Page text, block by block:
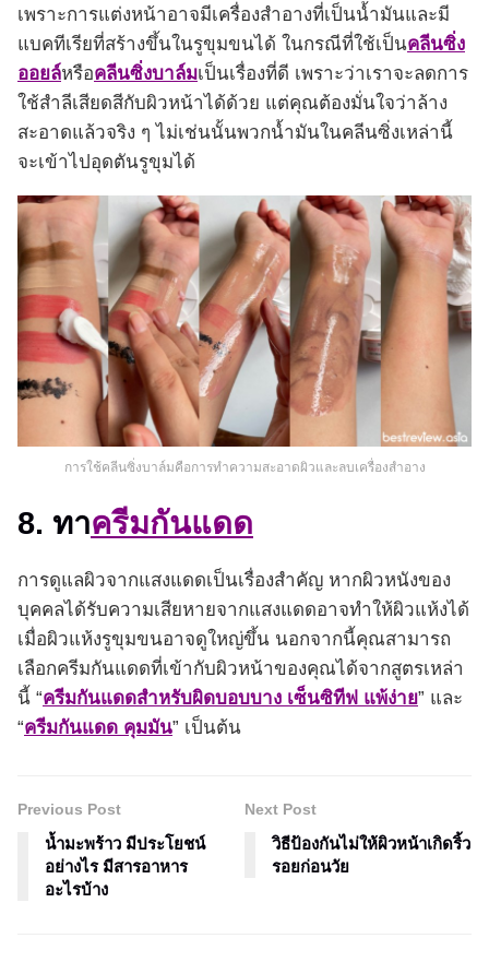
เพราะการแต่งหน้าอาจมีเครื่องสำอางที่เป็นน้ำมันและมี
แบคทีเรียที่สร้างขึ้นในรูขุมขนได้ ในกรณีที่ใช้เป็นคลีนซิ่ง
ออยล์หรือคลีนซิ่งบาล์มเป็นเรื่องที่ดี เพราะว่าเราจะลดการ
ใช้สำลีเสียดสีกับผิวหน้าได้ด้วย แต่คุณต้องมั่นใจว่าล้าง
สะอาดแล้วจริง ๆ ไม่เช่นนั้นพวกน้ำมันในคลีนซิ่งเหล่านี้
จะเข้าไปอุดตันรูขุมได้
การใช้คลีนซิ่งบาล์มคือการทำความสะอาดผิวและลบเครื่องสำอาง
8. ทาครีมกันแดด
การดูแลผิวจากแสงแดดเป็นเรื่องสำคัญ หากผิวหนังของ
บุคคลได้รับความเสียหายจากแสงแดดอาจทำให้ผิวแห้งได้
เมื่อผิวแห้งรูขุมขนอาจดูใหญ่ขึ้น นอกจากนี้คุณสามารถ
เลือกครีมกันแดดที่เข้ากับผิวหน้าของคุณได้จากสูตรเหล่า
นี้ “ครีมกันแดดสำหรับผิดบอบบาง เซ็นซิทีฟ แพ้ง่าย” และ
“ครีมกันแดด คุมมัน” เป็นต้น
Previous Post
น้ำมะพร้าว มีประโยชน์
อย่างไร มีสารอาหาร
อะไรบ้าง
Next Post
วิธีป้องกันไม่ให้ผิวหน้าเกิดริ้ว
รอยก่อนวัย